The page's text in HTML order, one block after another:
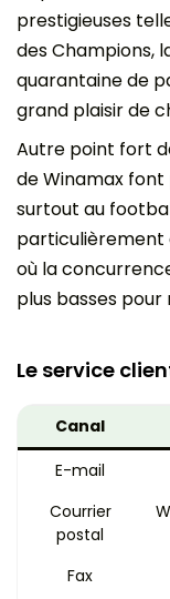
prestigieuses
des Champions,
quarantaine de
grand plaisir de
Autre point fort
de Winamax
surtout au
particulièrement
où la
plus basses
Le service
Canal
E-mail
Courrier
postal
Fax